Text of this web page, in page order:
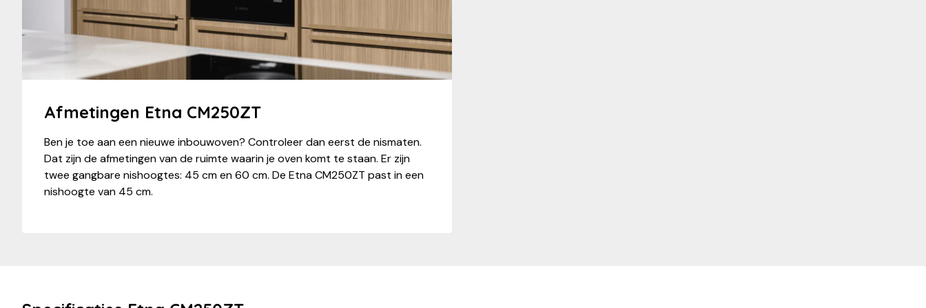
Afmetingen Etna CM250ZT
Ben je toe aan een nieuwe inbouwoven? Controleer dan eerst de nismaten.
Dat zijn de afmetingen van de ruimte waarin je oven komt te staan. Er zijn
twee gangbare nishoogtes: 45 cm en 60 cm. De Etna CM250ZT past in een
nishoogte van 45 cm.